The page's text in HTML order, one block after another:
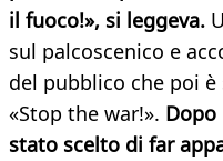
il fuoco!», si leggeva.
sul palcoscenico e
del pubblico che poi
«Stop the war!». Dopo
stato scelto di far